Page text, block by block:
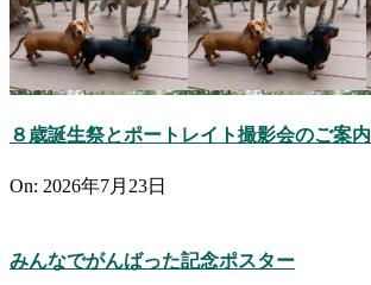
８歳誕生祭とポートレイト撮影会のご案内
On: 2026年7月23日
みんなでがんばった記念ポスター